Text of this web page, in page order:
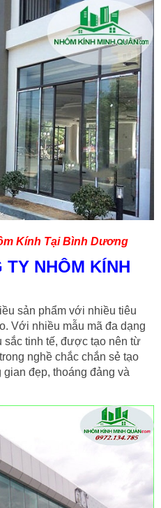
Kính Tại Bình Dương
TY NHÔM KÍNH
sản phẩm với nhiều tiêu
Với nhiều mẫu mã đa dạng
tinh tế, được tạo nên từ
nghề chắc chắn sẻ tạo
đẹp, thoáng đảng và